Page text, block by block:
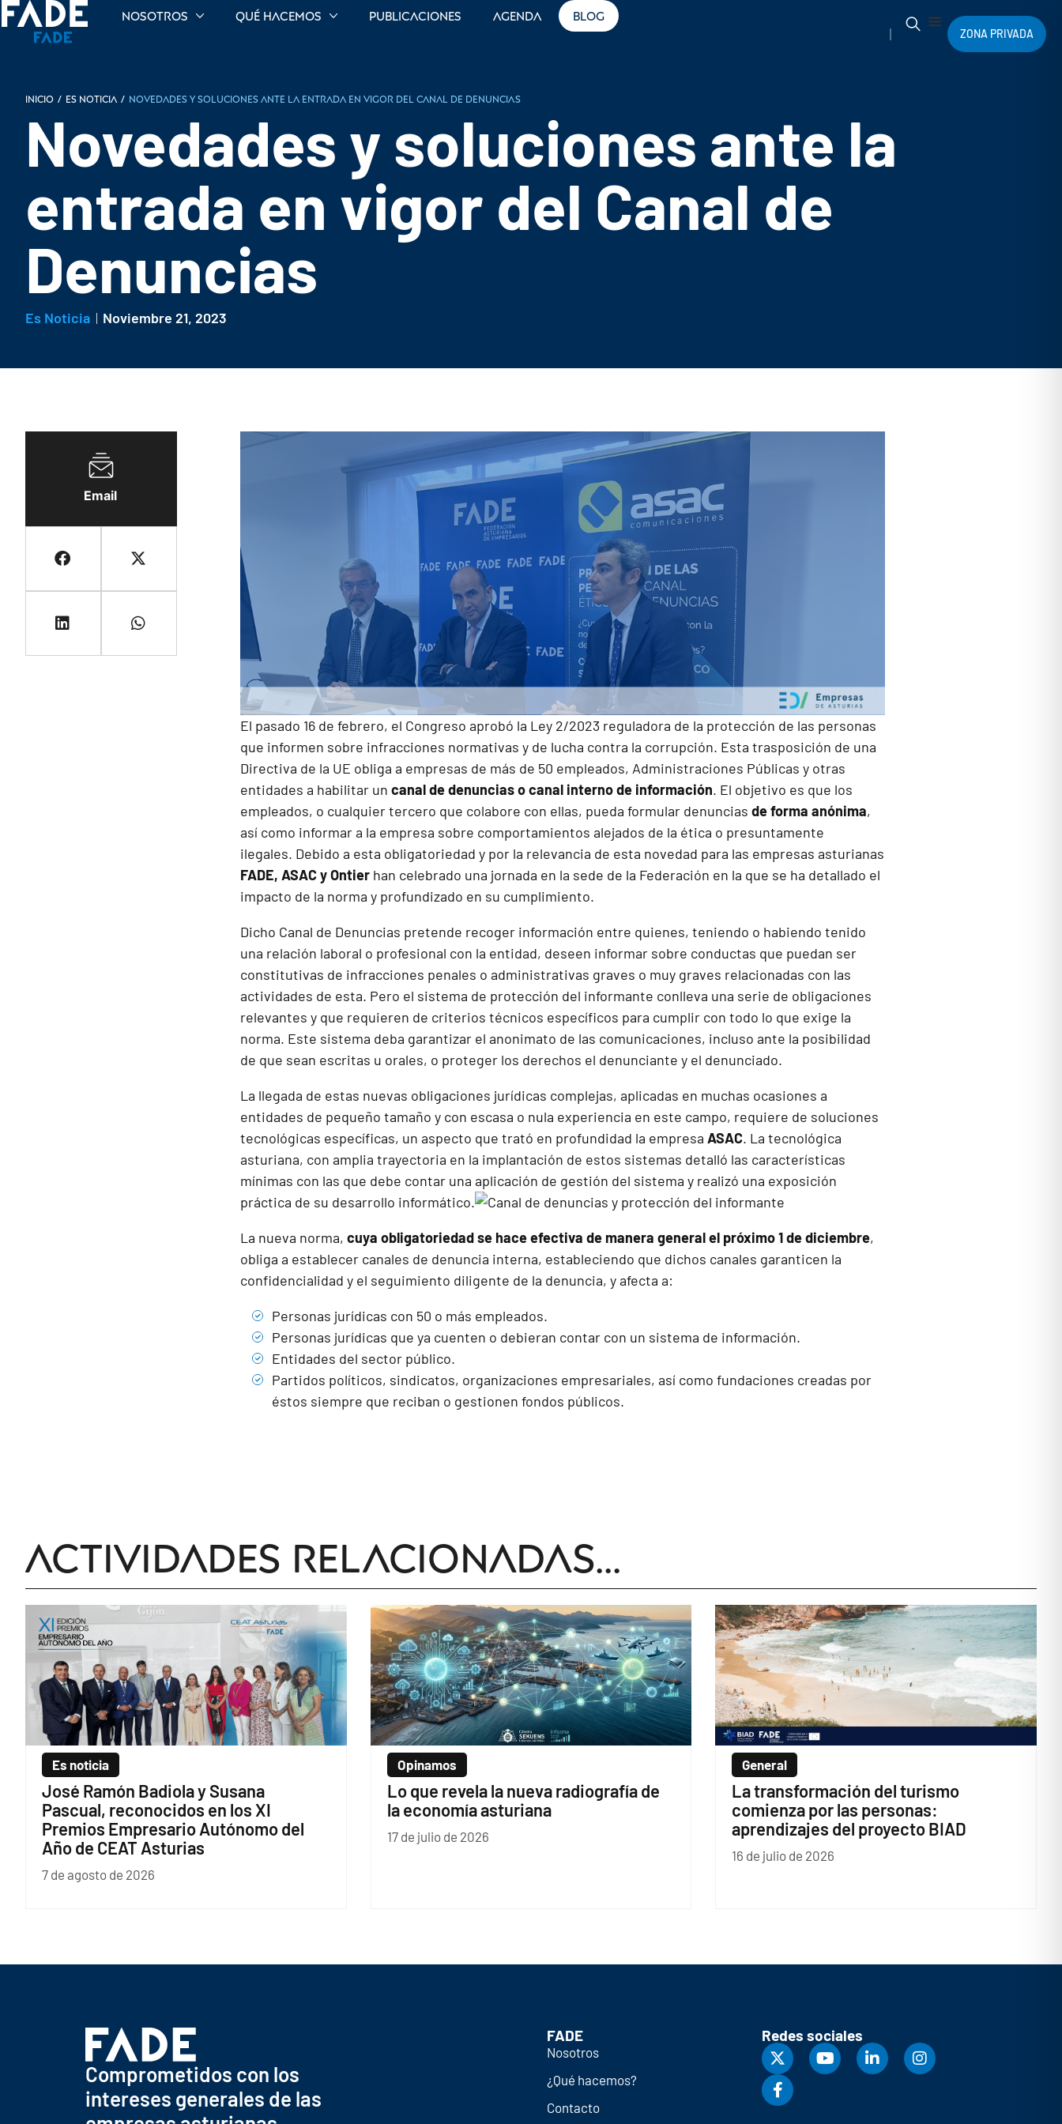
Nosotros Qué hacemos Publicaciones Agenda Blog
ZONA PRIVADA
INICIO / Es noticia / Novedades y soluciones ante la entrada en vigor del Canal de Denuncias
Novedades y soluciones ante la
entrada en vigor del Canal de
Denuncias
Es Noticia Noviembre 21, 2023
Email
El pasado 16 de febrero, el Congreso aprobó la Ley 2/2023 reguladora de la protección de las personas
que informen sobre infracciones normativas y de lucha contra la corrupción. Esta trasposición de una
Directiva de la UE obliga a empresas de más de 50 empleados, Administraciones Públicas y otras
entidades a habilitar un canal de denuncias o canal interno de información. El objetivo es que los
empleados, o cualquier tercero que colabore con ellas, pueda formular denuncias de forma anónima,
así como informar a la empresa sobre comportamientos alejados de la ética o presuntamente
ilegales. Debido a esta obligatoriedad y por la relevancia de esta novedad para las empresas asturianas
FADE, ASAC y Ontier han celebrado una jornada en la sede de la Federación en la que se ha detallado el
impacto de la norma y profundizado en su cumplimiento.
Dicho Canal de Denuncias pretende recoger información entre quienes, teniendo o habiendo tenido
una relación laboral o profesional con la entidad, deseen informar sobre conductas que puedan ser
constitutivas de infracciones penales o administrativas graves o muy graves relacionadas con las
actividades de esta. Pero el sistema de protección del informante conlleva una serie de obligaciones
relevantes y que requieren de criterios técnicos específicos para cumplir con todo lo que exige la
norma. Este sistema deba garantizar el anonimato de las comunicaciones, incluso ante la posibilidad
de que sean escritas u orales, o proteger los derechos el denunciante y el denunciado.
La llegada de estas nuevas obligaciones jurídicas complejas, aplicadas en muchas ocasiones a
entidades de pequeño tamaño y con escasa o nula experiencia en este campo, requiere de soluciones
tecnológicas específicas, un aspecto que trató en profundidad la empresa ASAC. La tecnológica
asturiana, con amplia trayectoria en la implantación de estos sistemas detalló las características
mínimas con las que debe contar una aplicación de gestión del sistema y realizó una exposición
práctica de su desarrollo informático.
La nueva norma, cuya obligatoriedad se hace efectiva de manera general el próximo 1 de diciembre,
obliga a establecer canales de denuncia interna, estableciendo que dichos canales garanticen la
confidencialidad y el seguimiento diligente de la denuncia, y afecta a:
Personas jurídicas con 50 o más empleados.
Personas jurídicas que ya cuenten o debieran contar con un sistema de información.
Entidades del sector público.
Partidos políticos, sindicatos, organizaciones empresariales, así como fundaciones creadas por
éstos siempre que reciban o gestionen fondos públicos.
Actividades relacionadas...
Es noticia
José Ramón Badiola y Susana
Pascual, reconocidos en los XI
Premios Empresario Autónomo del
Año de CEAT Asturias
7 de agosto de 2026
Opinamos
Lo que revela la nueva radiografía de
la economía asturiana
17 de julio de 2026
General
La transformación del turismo
comienza por las personas:
aprendizajes del proyecto BIAD
16 de julio de 2026
Comprometidos con los
intereses generales de las
FADE
Nosotros
¿Qué hacemos?
Contacto
Redes sociales